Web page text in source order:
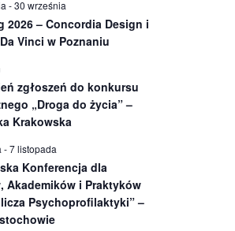
-30 września
2026 – Concordia Design i
Vinci w Poznaniu
zgłoszeń do konkursu
„Droga do życia” –
Krakowska
-7 listopada
Konferencja dla
Akademików i Praktyków
Psychoprofilaktyki” –